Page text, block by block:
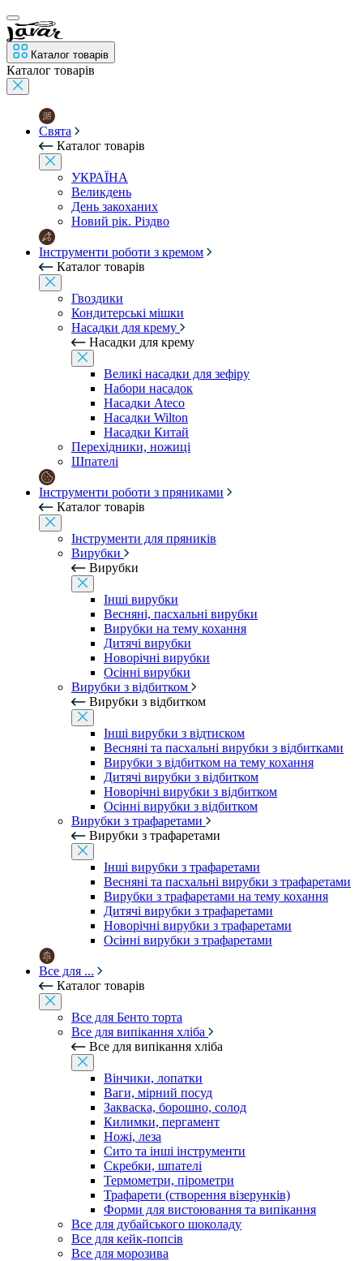
Каталог товарів
Каталог товарів
Свята
Каталог товарів
УКРАЇНА
Великдень
День закоханих
Новий рік. Різдво
Інструменти роботи з кремом
Каталог товарів
Гвоздики
Кондитерські мішки
Насадки для крему
Насадки для крему
Великі насадки для зефіру
Набори насадок
Насадки Ateco
Насадки Wilton
Насадки Китай
Перехідники, ножиці
Шпателі
Інструменти роботи з пряниками
Каталог товарів
Інструменти для пряників
Вирубки
Вирубки
Інші вирубки
Весняні, пасхальні вирубки
Вирубки на тему кохання
Дитячі вирубки
Новорічні вирубки
Осінні вирубки
Вирубки з відбитком
Вирубки з відбитком
Інші вирубки з відтиском
Весняні та пасхальні вирубки з відбитками
Вирубки з відбитком на тему кохання
Дитячі вирубки з відбитком
Новорічні вирубки з відбитком
Осінні вирубки з відбитком
Вирубки з трафаретами
Вирубки з трафаретами
Інші вирубки з трафаретами
Весняні та пасхальні вирубки з трафаретами
Вирубки з трафаретами на тему кохання
Дитячі вирубки з трафаретами
Новорічні вирубки з трафаретами
Осінні вирубки з трафаретами
Все для ...
Каталог товарів
Все для Бенто торта
Все для випікання хліба
Все для випікання хліба
Вінчики, лопатки
Ваги, мірний посуд
Закваска, борошно, солод
Килимки, пергамент
Ножі, леза
Сито та інші інструменти
Скребки, шпателі
Термометри, пірометри
Трафарети (створення візерунків)
Форми для вистоювання та випікання
Все для дубайського шоколаду
Все для кейк-попсів
Все для морозива